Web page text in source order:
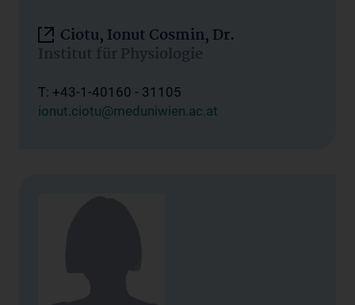
Ciotu, Ionut Cosmin, Dr.
Institut für Physiologie
T: +43-1-40160 - 31105
ionut.ciotu@meduniwien.ac.at